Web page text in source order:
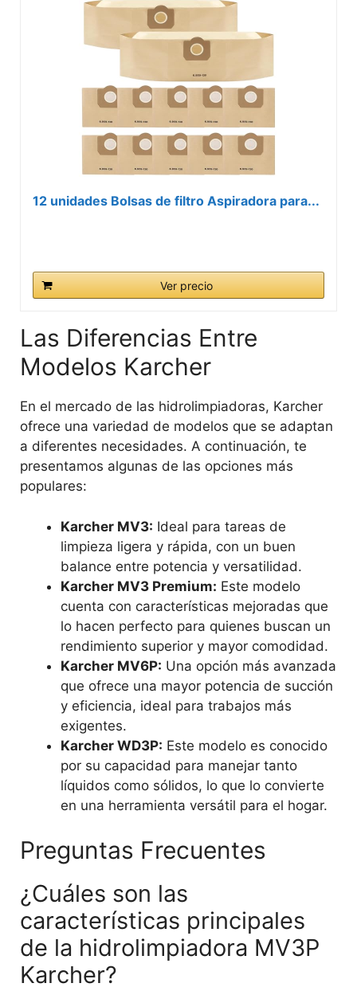
12 unidades Bolsas de filtro Aspiradora para...
Ver precio
Las Diferencias Entre
Modelos Karcher
En el mercado de las hidrolimpiadoras, Karcher
ofrece una variedad de modelos que se adaptan
a diferentes necesidades. A continuación, te
presentamos algunas de las opciones más
populares:
Karcher MV3: Ideal para tareas de
limpieza ligera y rápida, con un buen
balance entre potencia y versatilidad.
Karcher MV3 Premium: Este modelo
cuenta con características mejoradas que
lo hacen perfecto para quienes buscan un
rendimiento superior y mayor comodidad.
Karcher MV6P: Una opción más avanzada
que ofrece una mayor potencia de succión
y eficiencia, ideal para trabajos más
exigentes.
Karcher WD3P: Este modelo es conocido
por su capacidad para manejar tanto
líquidos como sólidos, lo que lo convierte
en una herramienta versátil para el hogar.
Preguntas Frecuentes
¿Cuáles son las
características principales
de la hidrolimpiadora MV3P
Karcher?